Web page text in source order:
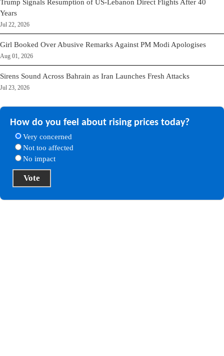
Trump Signals Resumption of US-Lebanon Direct Flights After 40
Years
Jul 22, 2026
Girl Booked Over Abusive Remarks Against PM Modi Apologises
Aug 01, 2026
Sirens Sound Across Bahrain as Iran Launches Fresh Attacks
Jul 23, 2026
How do you feel about rising prices today?
Very concerned
Not too affected
No impact